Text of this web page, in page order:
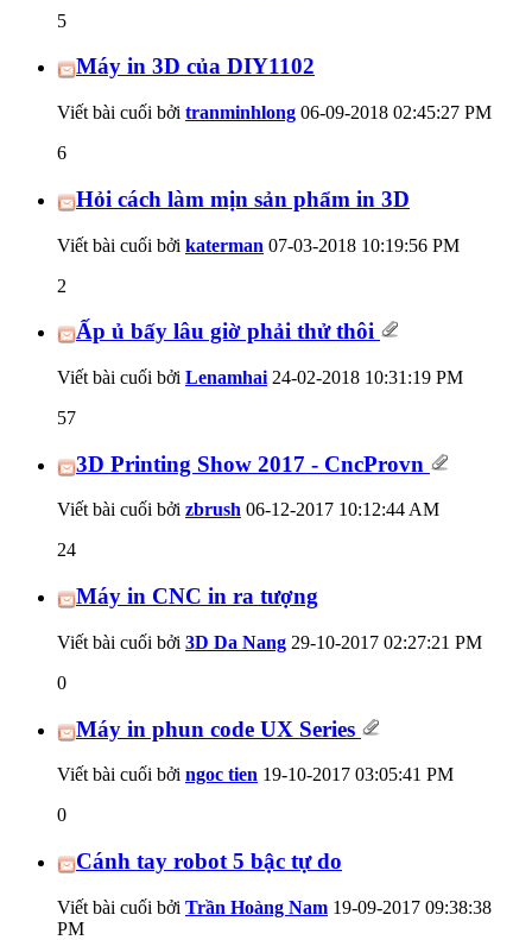
5
Máy in 3D của DIY1102
Viết bài cuối bởi tranminhlong 06-09-2018 02:45:27 PM
6
Hỏi cách làm mịn sản phẩm in 3D
Viết bài cuối bởi katerman 07-03-2018 10:19:56 PM
2
Ấp ủ bấy lâu giờ phải thử thôi
Viết bài cuối bởi Lenamhai 24-02-2018 10:31:19 PM
57
3D Printing Show 2017 - CncProvn
Viết bài cuối bởi zbrush 06-12-2017 10:12:44 AM
24
Máy in CNC in ra tượng
Viết bài cuối bởi 3D Da Nang 29-10-2017 02:27:21 PM
0
Máy in phun code UX Series
Viết bài cuối bởi ngoc tien 19-10-2017 03:05:41 PM
0
Cánh tay robot 5 bậc tự do
Viết bài cuối bởi Trần Hoàng Nam 19-09-2017 09:38:38
PM